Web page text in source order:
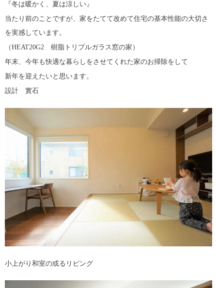
『冬は暖かく、夏は涼しい』
当たり前のことですが、家をたてて改めて住宅の基本性能の大切さ
を実感しています。
（HEAT20G2 樹脂トリプルガラス窓の家）
年末、今年も快適な暮らしをさせてくれた家のお掃除をして
新年を迎えたいと思います。
設計 實石
小上がり和室の或るリビング